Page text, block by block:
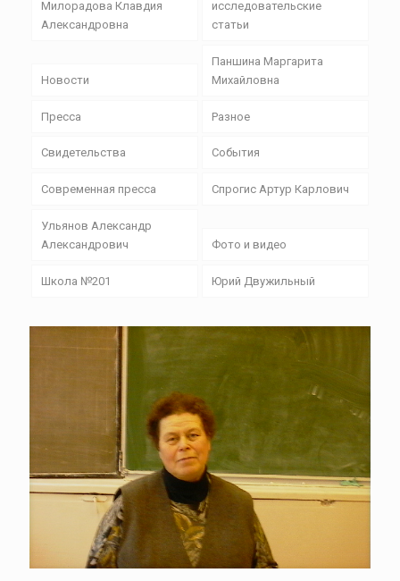
Милорадова Клавдия
Александровна
исследовательские
статьи
Новости
Паншина Маргарита
Михайловна
Пресса Разное
Свидетельства События
Современная пресса Спрогис Артур Карлович
Ульянов Александр
Александрович
Фото и видео
Школа №201 Юрий Двужильный